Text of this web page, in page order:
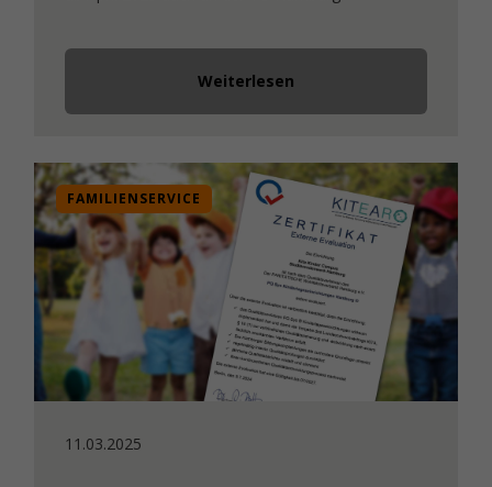
Weiterlesen
FAMILIENSERVICE
11.03.2025